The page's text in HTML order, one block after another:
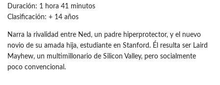
Duración: 1 hora 41 minutos
Clasificación: + 14 años
Narra la rivalidad entre Ned, un padre hiperprotector, y el nuevo
novio de su amada hija, estudiante en Stanford. Él resulta ser Laird
Mayhew, un multimillonario de Silicon Valley, pero socialmente
poco convencional.